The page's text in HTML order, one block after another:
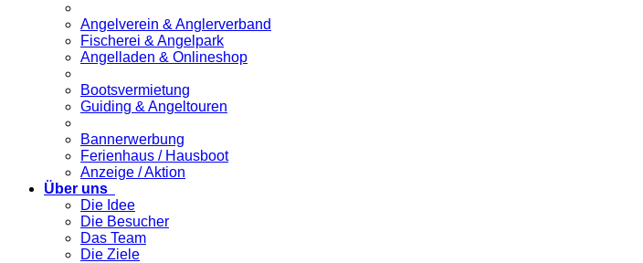
Angelverein & Anglerverband
Fischerei & Angelpark
Angelladen & Onlineshop
Bootsvermietung
Guiding & Angeltouren
Bannerwerbung
Ferienhaus / Hausboot
Anzeige / Aktion
Über uns
Die Idee
Die Besucher
Das Team
Die Ziele